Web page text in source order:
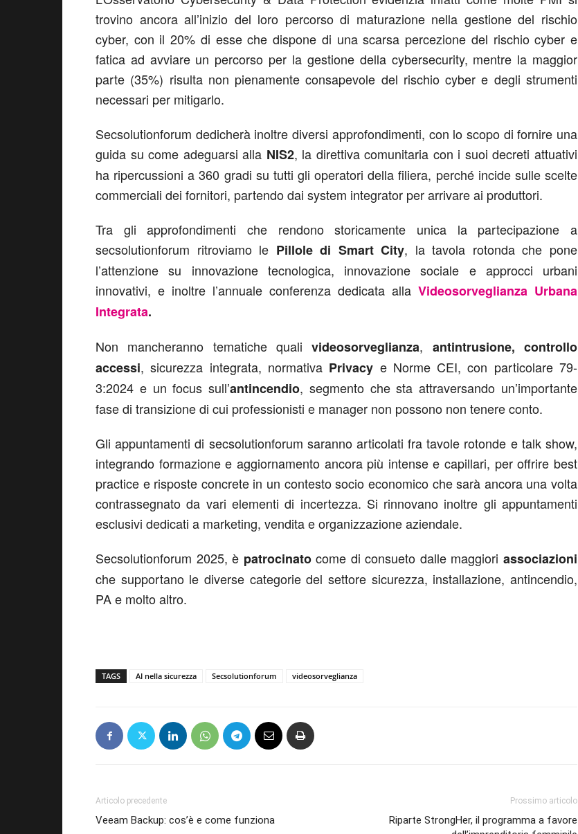
trovino ancora all’inizio del loro percorso di maturazione nella gestione del rischio
cyber, con il 20% di esse che dispone di una scarsa percezione del rischio cyber e
fatica ad avviare un percorso per la gestione della cybersecurity, mentre la maggior
parte (35%) risulta non pienamente consapevole del rischio cyber e degli strumenti
necessari per mitigarlo.
Secsolutionforum dedicherà inoltre diversi approfondimenti, con lo scopo di fornire una
guida su come adeguarsi alla NIS2, la direttiva comunitaria con i suoi decreti attuativi
ha ripercussioni a 360 gradi su tutti gli operatori della filiera, perché incide sulle scelte
commerciali dei fornitori, partendo dai system integrator per arrivare ai produttori.
Tra gli approfondimenti che rendono storicamente unica la partecipazione a
secsolutionforum ritroviamo le Pillole di Smart City, la tavola rotonda che pone
l’attenzione su innovazione tecnologica, innovazione sociale e approcci urbani
innovativi, e inoltre l’annuale conferenza dedicata alla Videosorveglianza Urbana
Integrata.
Non mancheranno tematiche qualivideosorveglianza, antintrusione, controllo
accessi, sicurezza integrata, normativa Privacy e Norme CEI, con particolare 79-
3:2024 e un focus sull’antincendio, segmento che sta attraversando un’importante
fase di transizione di cui professionisti e manager non possono non tenere conto.
Gli appuntamenti di secsolutionforum saranno articolati fra tavole rotonde e talk show,
integrando formazione e aggiornamento ancora più intense e capillari, per offrire best
practice e risposte concrete in un contesto socio economico che sarà ancora una volta
contrassegnato da vari elementi di incertezza. Si rinnovano inoltre gli appuntamenti
esclusivi dedicati a marketing, vendita e organizzazione aziendale.
Secsolutionforum 2025, è patrocinatocome di consueto dalle maggioriassociazioni
che supportano le diverse categorie del settore sicurezza, installazione, antincendio,
PA e molto altro.
TAGS AI nella sicurezza Secsolutionforum videosorveglianza
Articolo precedente
Veeam Backup: cos’è e come funziona
Prossimo articolo
Riparte StrongHer, il programma a favore